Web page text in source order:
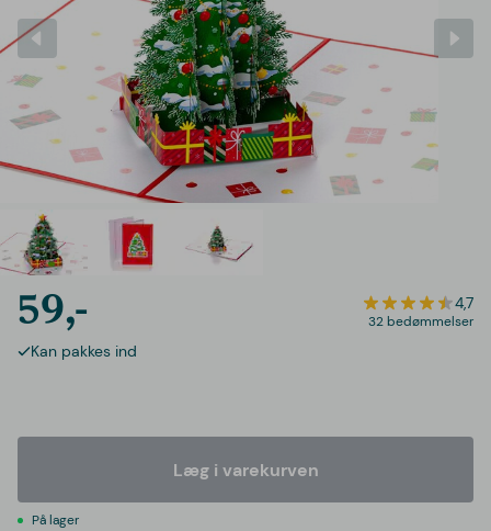
59,- 4,7
32 bedømmelser
Kan pakkes ind
Læg i varekurven
På lager